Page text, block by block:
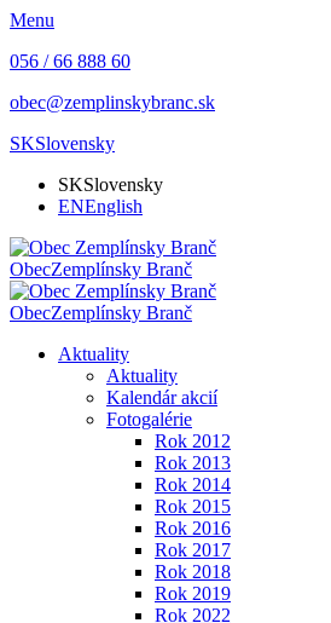
Menu
056 / 66 888 60
obec@zemplinskybranc.sk
SKSlovensky
SKSlovensky
ENEnglish
ObecZemplínsky Branč
ObecZemplínsky Branč
Aktuality
Aktuality
Kalendár akcií
Fotogalérie
Rok 2012
Rok 2013
Rok 2014
Rok 2015
Rok 2016
Rok 2017
Rok 2018
Rok 2019
Rok 2022